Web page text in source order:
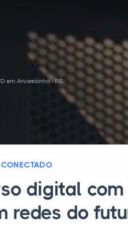
em Arvorezinha - RS.
digital
redes do